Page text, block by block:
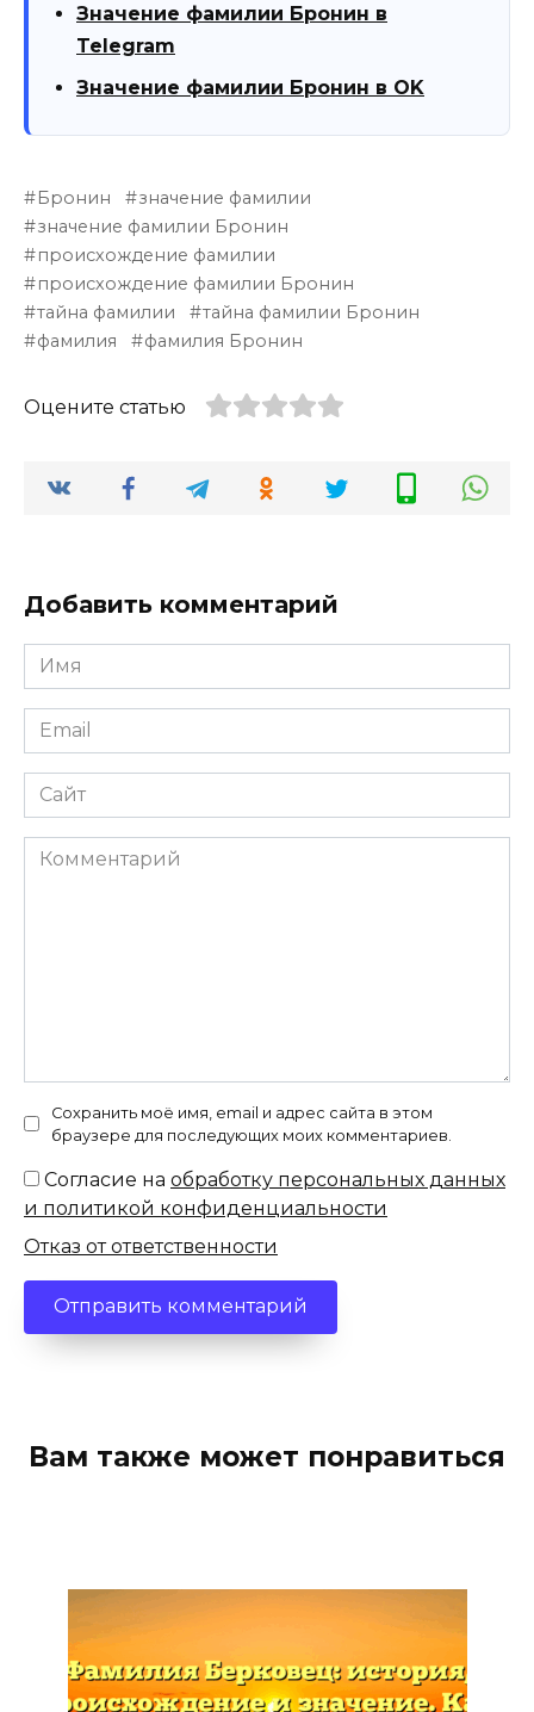
Значение фамилии Бронин в
Telegram
Значение фамилии Бронин в OK
Бронин
значение фамилии
значение фамилии Бронин
происхождение фамилии
происхождение фамилии Бронин
тайна фамилии
тайна фамилии Бронин
фамилия
фамилия Бронин
Оцените статью
Добавить комментарий
Имя
*
Email
*
Сайт
Комментарий
Сохранить моё имя, email и адрес сайта в этом
браузере для последующих моих комментариев.
Согласие на обработку персональных данных
и политикой конфиденциальности
Отказ от ответственности
Вам также может понравиться